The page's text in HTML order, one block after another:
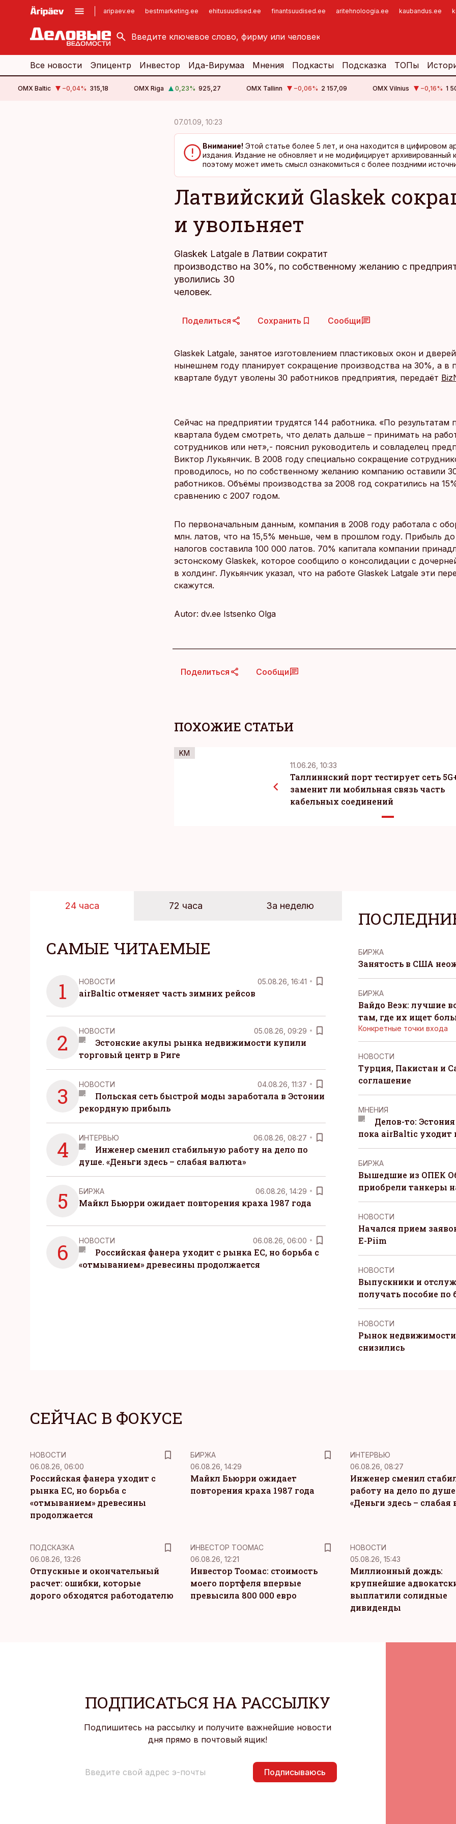
aripaev.ee bestmarketing.ee ehitusuudised.ee finantsuudised.ee aritehnoloogia.ee kaubandus.ee
kinnisvarauudised.ee
logistikauudised.ee
imelineajalugu.ee
Все новости Эпицентр Инвестор Ида-Вирумаа Мнения Подкасты Подсказка ТОПы
OMX Baltic −0,04% 315,18 OMX Riga 0,23% 925,27 OMX Tallinn −0,06% 2 157,09 OMX Vilnius −0,16% 1
07.01.09, 10:23
Внимание! Этой статье более 5 лет, и она находится в цифировом
издания. Издание не обновляет и не модифицирует архивированный
поэтому может иметь смысл ознакомиться с более поздними
Латвийский Glaskek
и увольняет
Glaskek Latgale в Латвии сократит
производство на 30%, по собственному желанию с
уволились 30
человек.
Поделиться Сохранить Сообщи
Glaskek Latgale, занятое изготовлением пластиковых окон и
нынешнем году планирует сокращение производства на 30%, а в
квартале будут уволены 30 работников предприятия, передаёт
Сейчас на предприятии трудятся 144 работника. «По результатам
квартала будем смотреть, что делать дальше – принимать на
сотрудников или нет»,- пояснил руководитель и совладелец
Виктор Лукьянчик. В 2008 году специально сокращение
проводилось, но по собственному желанию компанию оставили
работников. Объёмы производства за 2008 год сократились на
сравнению с 2007 годом.
По первоначальным данным, компания в 2008 году работала с
млн. латов, что на 15,5% меньше, чем в прошлом году. Прибыль
налогов составила 100 000 латов. 70% капитала компании
эстонскому Glaskek, которое сообщило о консолидации с
в холдинг. Лукьянчик указал, что на работе Glaskek Latgale эти
скажутся.
Autor: dv.ee Istsenko Olga
Поделиться Сообщи
ПОХОЖИЕ СТАТЬИ
KM
11.06.26, 10:33
Таллиннский порт тестирует сеть
заменит ли мобильная связь часть
кабельных соединений
24 часа 72 часа За неделю
САМЫЕ ЧИТАЕМЫЕ
1 НОВОСТИ 05.08.26, 16:41
airBaltic отменяет часть зимних рейсов
2 НОВОСТИ 05.08.26, 09:29
Эстонские акулы рынка недвижимости купили
торговый центр в Риге
3 НОВОСТИ 04.08.26, 11:37
Польская сеть быстрой моды заработала в Эстонии
рекордную прибыль
4 ИНТЕРВЬЮ 06.08.26, 08:27
Инженер сменил стабильную работу на дело по
душе. «Деньги здесь – слабая валюта»
5 БИРЖА 06.08.26, 14:29
Майкл Бьюрри ожидает повторения краха 1987 года
6 НОВОСТИ 06.08.26, 06:00
Российская фанера уходит с рынка ЕС, но борьба с
«отмыванием» древесины продолжается
БИРЖА
Занятость в США
БИРЖА
Вайдо Веэк: лучшие
там, где их ищет
Конкретные точки входа
НОВОСТИ
Турция, Пакистан и
соглашение
MНЕНИЯ
Делов-то:
пока airBaltic уходит
БИРЖА
Вышедшие из ОПЕК
приобрели танкеры
НОВОСТИ
Начался прием
E-Piim
НОВОСТИ
Выпускники и
получать пособие по
НОВОСТИ
Рынок
снизились
СЕЙЧАС В ФОКУСЕ
НОВОСТИ
06.08.26, 06:00
Российская фанера уходит с
рынка ЕС, но борьба с
«отмыванием» древесины
продолжается
БИРЖА
06.08.26, 14:29
Майкл Бьюрри ожидает
повторения краха 1987 года
ИНТЕРВЬЮ
06.08.26, 08:27
Инженер сменил
работу на дело по
«Деньги здесь – слабая
ПОДСКАЗКА
06.08.26, 13:26
Отпускные и окончательный
расчет: ошибки, которые
дорого обходятся работодателю
ИНВЕСТОР ТООМАС
06.08.26, 12:21
Инвестор Тоомас: стоимость
моего портфеля впервые
превысила 800 000 евро
НОВОСТИ
05.08.26, 15:43
Миллионный дождь:
крупнейшие
выплатили солидные
дивиденды
ПОДПИСАТЬСЯ НА РАССЫЛКУ
Подпишитесь на рассылку и получите важнейшие новости
дня прямо в почтовый ящик!
Подписываюсь